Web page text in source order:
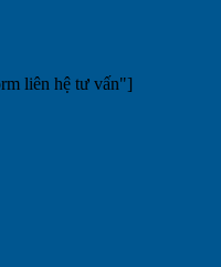
liên hệ tư vấn"]